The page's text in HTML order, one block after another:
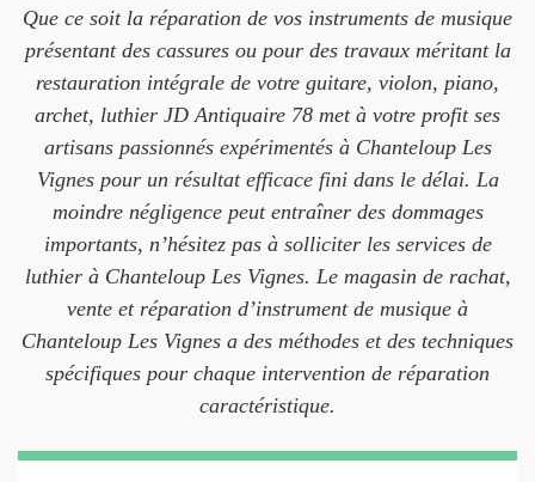
Que ce soit la réparation de vos instruments de musique
présentant des cassures ou pour des travaux méritant la
restauration intégrale de votre guitare, violon, piano,
archet, luthier JD Antiquaire 78 met à votre profit ses
artisans passionnés expérimentés à Chanteloup Les
Vignes pour un résultat efficace fini dans le délai. La
moindre négligence peut entraîner des dommages
importants, n’hésitez pas à solliciter les services de
luthier à Chanteloup Les Vignes. Le magasin de rachat,
vente et réparation d’instrument de musique à
Chanteloup Les Vignes a des méthodes et des techniques
spécifiques pour chaque intervention de réparation
caractéristique.